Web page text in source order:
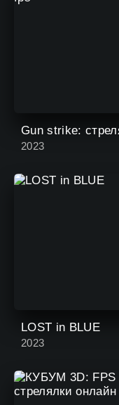
2023
LOST in BLUE
2023